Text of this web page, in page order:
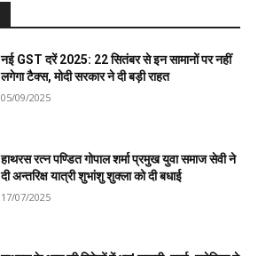
नई GST दरें 2025: 22 सितंबर से इन सामानों पर नहीं
लगेगा टैक्स, मोदी सरकार ने दी बड़ी राहत
05/09/2025
हाथरस रत्न पण्डित गोपाल शर्मा प्रमुख युवा समाज सेवी ने
दी अन्तरिक्ष यात्री शुभांशु शुक्ला को दी बधाई
17/07/2025